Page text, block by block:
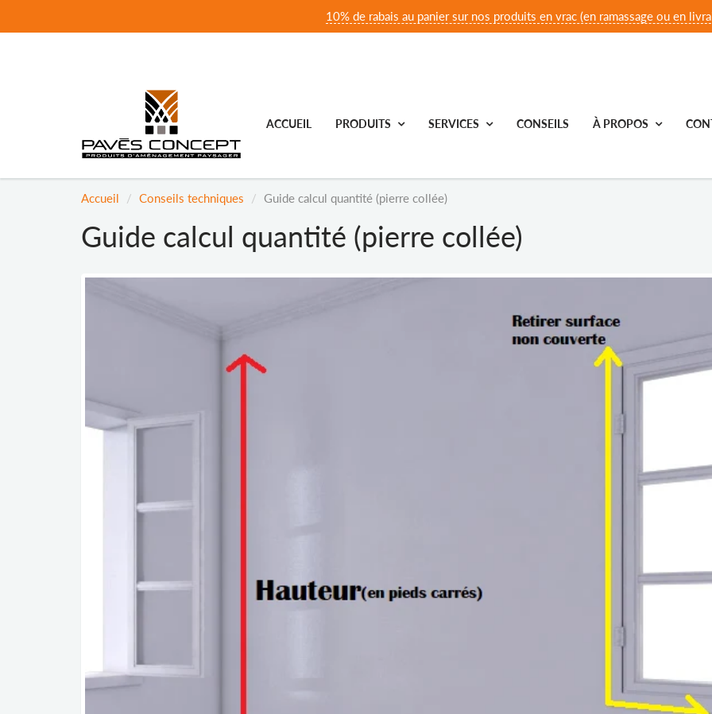
10% de rabais au panier sur nos produits en vrac (en ramassage ou en
ACCUEIL PRODUITS SERVICES CONSEILS À PROPOS
Accueil Conseils techniques Guide calcul quantité (pierre collée)
Guide calcul quantité (pierre collée)